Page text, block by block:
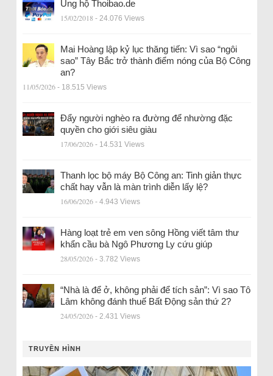
Ủng hộ Thoibao.de
15/02/2018 - 24.076 Views
Mai Hoàng lập kỷ lục thăng tiến: Vì sao “ngôi
sao” Tây Bắc trở thành điểm nóng của Bộ Công
an?
11/05/2026 - 18.515 Views
Đẩy người nghèo ra đường để nhường đặc
quyền cho giới siêu giàu
17/06/2026 - 14.531 Views
Thanh lọc bộ máy Bộ Công an: Tinh giản thực
chất hay vẫn là màn trình diễn lấy lệ?
16/06/2026 - 4.943 Views
Hàng loạt trẻ em ven sông Hồng viết tâm thư
khẩn cầu bà Ngô Phương Ly cứu giúp
28/05/2026 - 3.782 Views
“Nhà là để ở, không phải để tích sản”: Vì sao Tô
Lâm không đánh thuế Bất Động sản thứ 2?
24/05/2026 - 2.431 Views
TRUYỀN HÌNH